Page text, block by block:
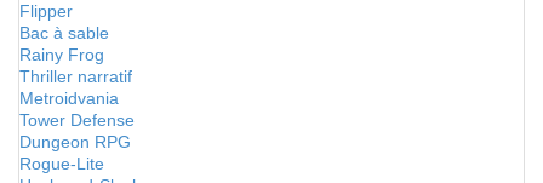
Flipper
Bac à sable
Rainy Frog
Thriller narratif
Metroidvania
Tower Defense
Dungeon RPG
Rogue-Lite